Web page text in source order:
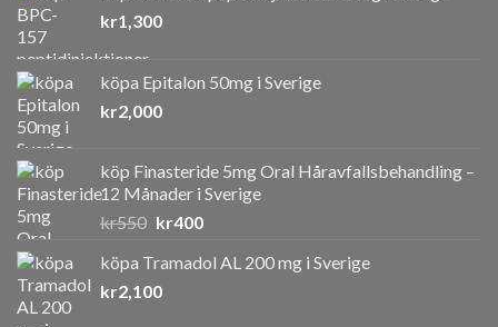
kr1,300
köpa Epitalon 50mg i Sverige
kr2,000
köp Finasteride 5mg Oral Håravfallsbehandling –
12 Månader i Sverige
kr550 Det
priset
var:
kr400Det
priset
köpa Tramadol AL 200 mg i Sverige
kr2,100